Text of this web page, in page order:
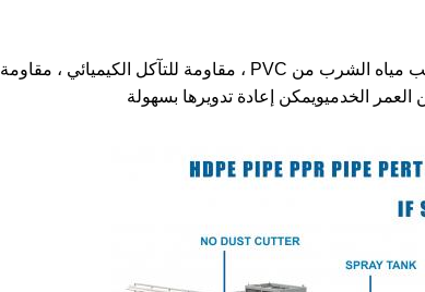
الـ HDPE هو الموقع الرئيسي للأنابيب الفولاذية التقليدية ، أنابيب مياه الشرب من PVC ، مقاومة للتآكل الكيميائي ، مقاومة